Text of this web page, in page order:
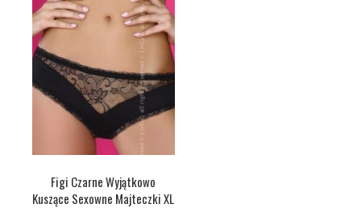
Figi Czarne Wyjątkowo
Kuszące Sexowne Majteczki XL